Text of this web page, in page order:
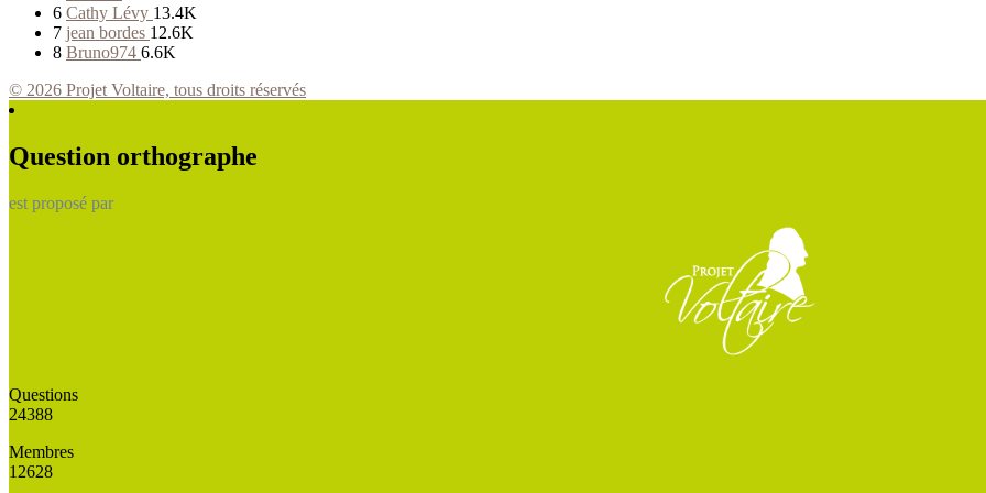
6 Cathy Lévy 13.4K
7 jean bordes 12.6K
8 Bruno974 6.6K
© 2026 Projet Voltaire, tous droits réservés
Question orthographe
est proposé par
Questions
24388
Membres
12628